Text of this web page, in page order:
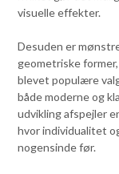
visuelle effekter.
Desuden er
geometriske
blevet populære
både moderne og
udvikling afspejler
hvor individualitet
nogensinde før.